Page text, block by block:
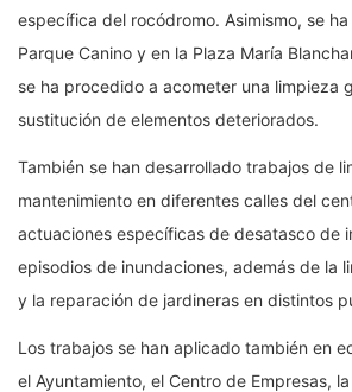
específica del rocódromo. Asimismo, se
Parque Canino y en la Plaza María
se ha procedido a acometer una limpieza
sustitución de elementos deteriorados.
También se han desarrollado trabajos de
mantenimiento en diferentes calles del
actuaciones específicas de desatasco de
episodios de inundaciones, además de la
y la reparación de jardineras en distintos
Los trabajos se han aplicado también en
el Ayuntamiento, el Centro de Empresas,